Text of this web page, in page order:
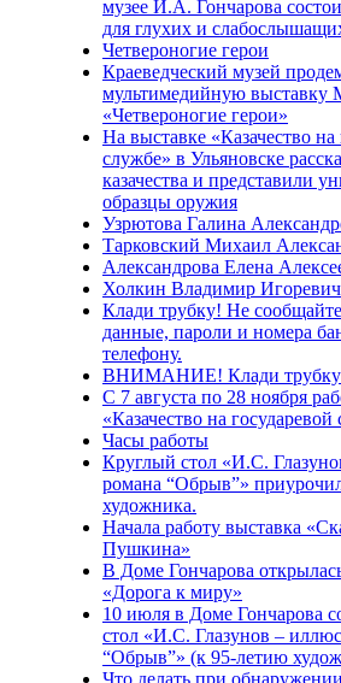
музее И.А. Гончарова
для глухих и
Четвероногие герои
Краеведческий музей
мультимедийную выставку
«Четвероногие герои»
На выставке «Казачество на
службе» в Ульяновске
казачества и представили
образцы оружия
Узрютова Галина
Тарковский Михаил
Александрова Елена
Холкин Владимир Игоревич
Клади трубку! Не
данные, пароли и номера
телефону.
ВНИМАНИЕ! Клади
С 7 августа по 28 ноября
«Казачество на государевой
Часы работы
Круглый стол «И.С.
романа “Обрыв”»
художника.
Начала работу выставка
Пушкина»
В Доме Гончарова
«Дорога к миру»
10 июля в Доме Гончарова
стол «И.С. Глазунов –
“Обрыв”» (к 95-летию
Что делать при